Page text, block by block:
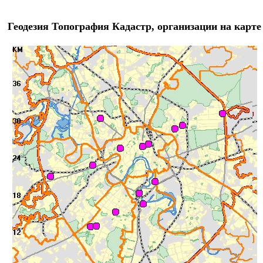
Геодезия Топография Кадастр, организации на карте